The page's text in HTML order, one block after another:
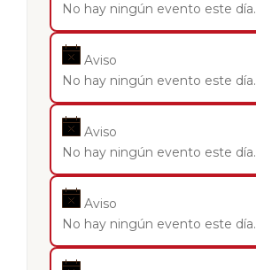
No hay ningún evento este día.
Aviso
No hay ningún evento este día.
Aviso
No hay ningún evento este día.
Aviso
No hay ningún evento este día.